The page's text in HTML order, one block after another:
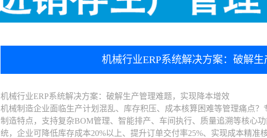
机械行业ERP系统解决方案：破解
机械行业ERP系统解决方案：破解生产管理难题，实现降本增效
机械制造企业面临生产计划混乱、库存积压、成本核算困难等管理痛点
制造特点，支持复杂BOM管理、智能排产、车间执行、质量追溯等核心
统，企业可降低库存成本20%以上、提升订单交付率25%、实现成本精